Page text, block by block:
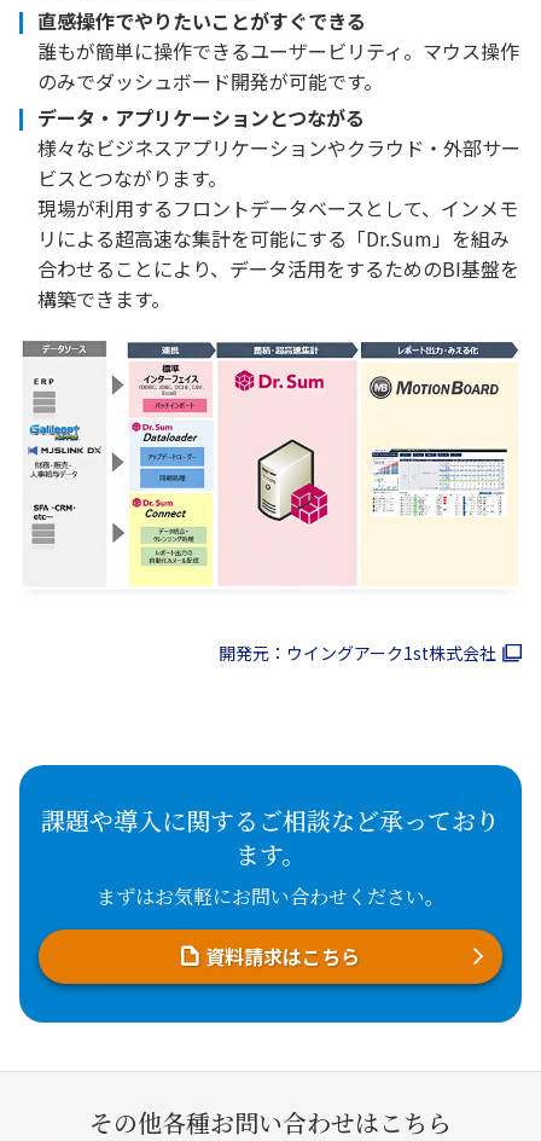
直感操作でやりたいことがすぐできる
誰もが簡単に操作できるユーザービリティ。マウス操作
のみでダッシュボード開発が可能です。
データ・アプリケーションとつながる
様々なビジネスアプリケーションやクラウド・外部サー
ビスとつながります。
現場が利用するフロントデータベースとして、インメモ
リによる超高速な集計を可能にする「Dr.Sum」を組み
合わせることにより、データ活用をするためのBI基盤を
構築できます。
開発元：ウイングアーク1st株式会社
課題や導入に関するご相談など承っており
ます。
まずはお気軽にお問い合わせください。
資料請求はこちら
その他各種お問い合わせはこちら